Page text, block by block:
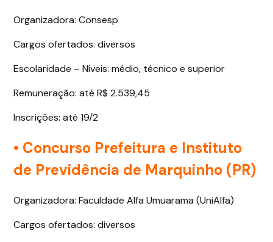
Organizadora: Consesp
Cargos ofertados: diversos
Escolaridade – Níveis: médio, técnico e superior
Remuneração: até R$ 2.539,45
Inscrições: até 19/2
• Concurso Prefeitura e Instituto
de Previdência de Marquinho (PR)
Organizadora: Faculdade Alfa Umuarama (UniAlfa)
Cargos ofertados: diversos